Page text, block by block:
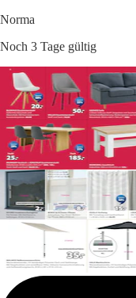
Norma
Noch 3 Tage gültig